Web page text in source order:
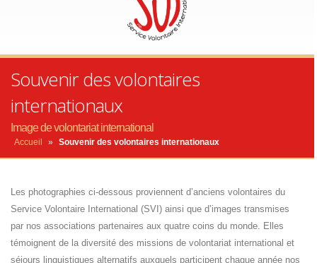
Souvenir des volontaires
internationaux
Image de volontariat international
Accueil » Souvenir des volontaires internationaux
Les photographies ci-dessous proviennent d’anciens volontaires du
Service Volontaire International (SVI) ainsi que d’images transmises
par nos associations partenaires aux quatre coins du monde. Elles
témoignent de la diversité des missions de volontariat international et
séjours linguistiques alternatifs auxquels participent chaque année nos